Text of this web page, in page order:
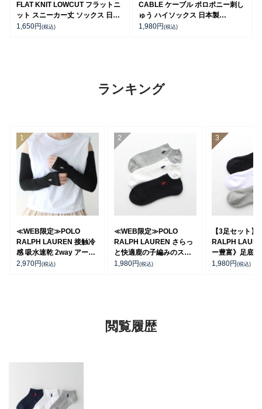
FLAT KNIT LOWCUT フラットニ
ット スニーカー丈 ソックス 日本
製 04803725
1,650円 (税込)
CABLE ケーブル ポロポニー刺し
ゅう ハイソックス 日本製
04813711
1,980円 (税込)
ランキング
≪WEB限定≫POLO
RALPH LAUREN 接触冷
感 吸水速乾 2way アーム
カバー ＆ レッグウォーマ
2,970円(税込)
≪WEB限定≫POLO
RALPH LAUREN さらっ
と快適鹿の子編みのスニ
ーカー丈ソックス 【3足
1,980円(税込)
【3足セット】
RALPH
ー豊富》足底
ポイントソッ
1,980円(税込)
閲覧履歴